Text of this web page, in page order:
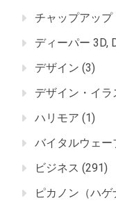
チャップアップ
ディーパー 3D,
デザイン (3)
デザイン・イラ
ハリモア (1)
バイタルウェー
ビジネス (291)
ピカノン（ハゲ